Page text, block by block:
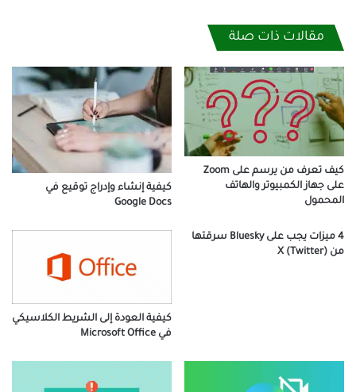
مقالات ذات صلة
كيف تعرف من يرسم على Zoom
على جهاز الكمبيوتر والهاتف
المحمول
كيفية إنشاء وإدراج توقيع في
Google Docs
4 ميزات يجب على Bluesky سرقتها
من X (Twitter)
كيفية العودة إلى الشريط الكلاسيكي
في Microsoft Office